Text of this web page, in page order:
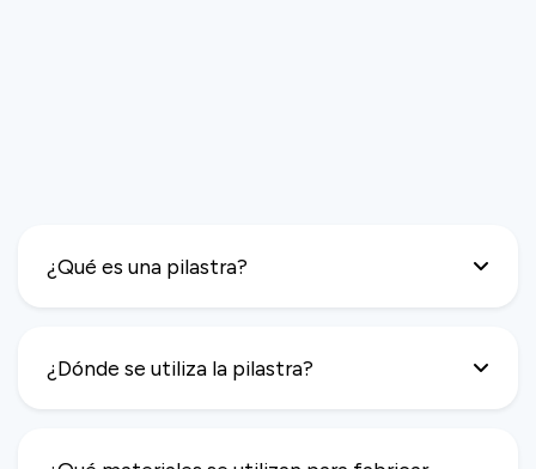
¿Qué es una pilastra?
¿Dónde se utiliza la pilastra?